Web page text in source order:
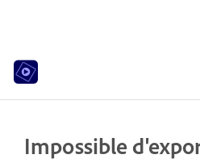
Impossible